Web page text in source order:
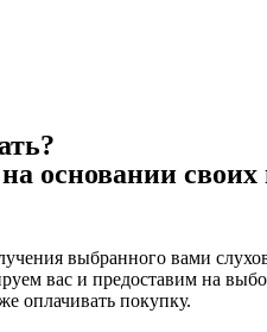
основании
выбранного вами
вас и предоставим на
оплачивать покупку.